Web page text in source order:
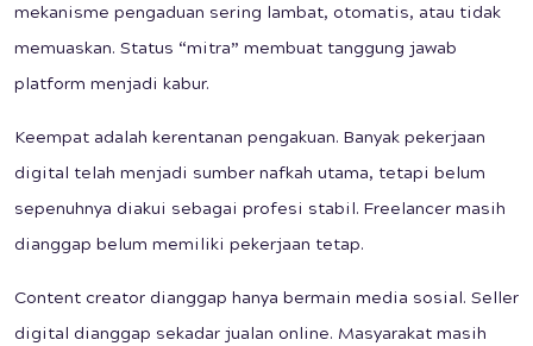
mekanisme pengaduan sering lambat, otomatis, atau tidak
memuaskan. Status “mitra” membuat tanggung jawab
platform menjadi kabur.
Keempat adalah kerentanan pengakuan. Banyak pekerjaan
digital telah menjadi sumber nafkah utama, tetapi belum
sepenuhnya diakui sebagai profesi stabil. Freelancer masih
dianggap belum memiliki pekerjaan tetap.
Content creator dianggap hanya bermain media sosial. Seller
digital dianggap sekadar jualan online. Masyarakat masih